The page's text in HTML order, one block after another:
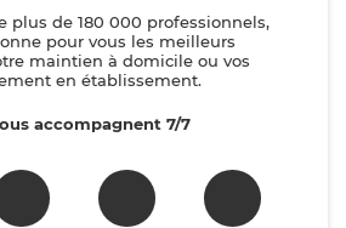
plus de 180 000 professionnels,
pour vous les meilleurs
maintien à domicile ou vos
en établissement.
accompagnent 7/7